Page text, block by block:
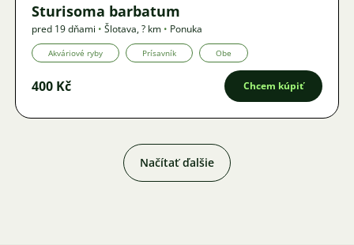
Sturisoma barbatum
pred 19 dňami • Šlotava,? km • Ponuka
Akváriové ryby Prísavník Obe
400 Kč Chcem kúpiť
Načítať ďalšie